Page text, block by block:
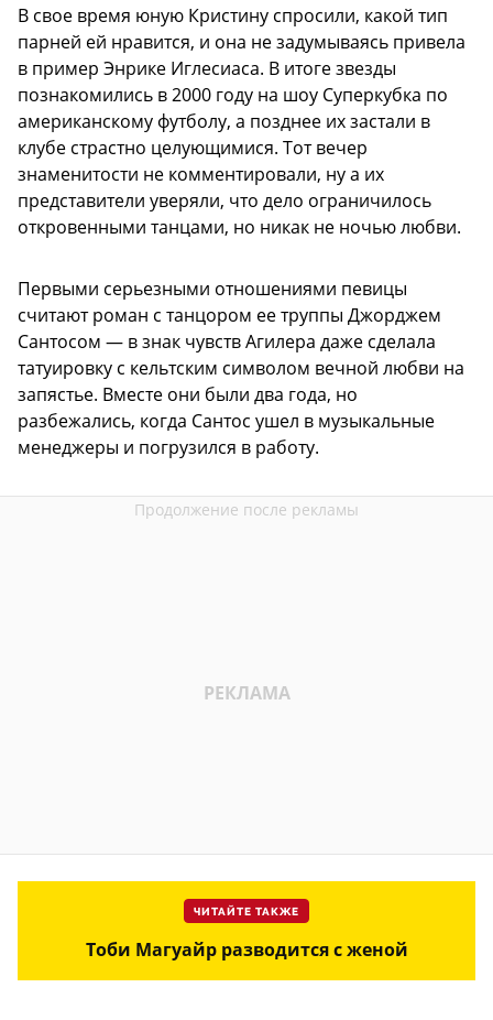
В свое время юную Кристину спросили, какой тип
парней ей нравится, и она не задумываясь привела
в пример Энрике Иглесиаса. В итоге звезды
познакомились в 2000 году на шоу Суперкубка по
американскому футболу, а позднее их застали в
клубе страстно целующимися. Тот вечер
знаменитости не комментировали, ну а их
представители уверяли, что дело ограничилось
откровенными танцами, но никак не ночью любви.
Первыми серьезными отношениями певицы
считают роман с танцором ее труппы Джорджем
Сантосом — в знак чувств Агилера даже сделала
татуировку с кельтским символом вечной любви на
запястье. Вместе они были два года, но
разбежались, когда Сантос ушел в музыкальные
менеджеры и погрузился в работу.
ЧИТАЙТЕ ТАКЖЕ
Тоби Магуайр разводится с женой